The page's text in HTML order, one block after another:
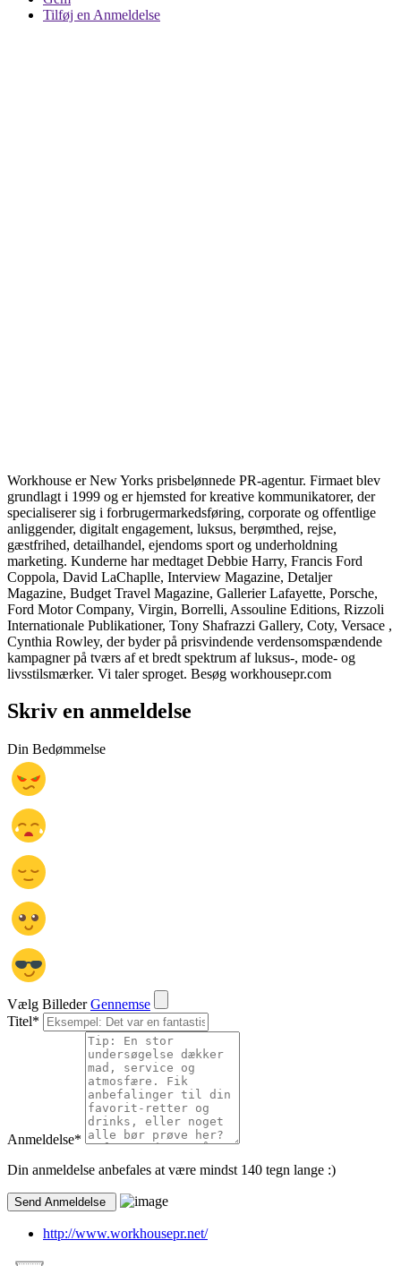
Tilføj en Anmeldelse
Workhouse er New Yorks prisbelønnede PR-agentur. Firmaet blev
grundlagt i 1999 og er hjemsted for kreative kommunikatorer, der
specialiserer sig i forbrugermarkedsføring, corporate og offentlige
anliggender, digitalt engagement, luksus, berømthed, rejse,
gæstfrihed, detailhandel, ejendoms sport og underholdning
marketing. Kunderne har medtaget Debbie Harry, Francis Ford
Coppola, David LaChaplle, Interview Magazine, Detaljer
Magazine, Budget Travel Magazine, Gallerier Lafayette, Porsche,
Ford Motor Company, Virgin, Borrelli, Assouline Editions, Rizzoli
Internationale Publikationer, Tony Shafrazzi Gallery, Coty, Versace ,
Cynthia Rowley, der byder på prisvindende verdensomspændende
kampagner på tværs af et bredt spektrum af luksus-, mode- og
livsstilsmærker. Vi taler sproget. Besøg workhousepr.com
Skriv en anmeldelse
Din Bedømmelse
Vælg Billeder Gennemse
Titel*
Anmeldelse*
Din anmeldelse anbefales at være mindst 140 tegn lange :)
http://www.workhousepr.net/